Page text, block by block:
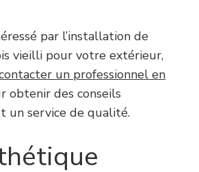
par l’installation de
vieilli pour votre extérieur,
un professionnel en
obtenir des conseils
un service de qualité.